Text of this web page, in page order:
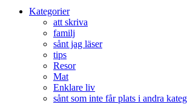
Kategorier
att skriva
familj
sånt jag läser
tips
Resor
Mat
Enklare liv
sånt som inte får plats i andra